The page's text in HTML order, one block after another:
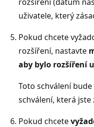
uživatele, který
Pokud chcete
rozšíření, nastavte
aby bylo rozšíření
Toto schválení
schválení, která
Pokud chcete